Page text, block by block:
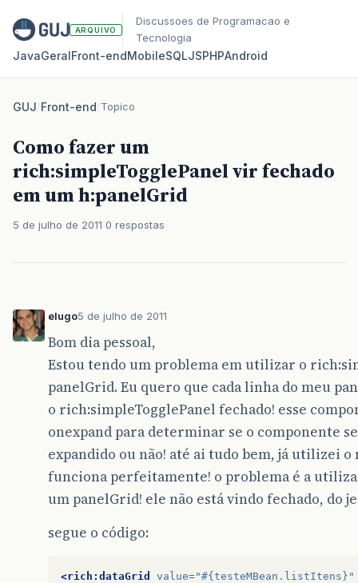
ARQUIVO
Discussoes de Programacao e
Tecnologia
JavaGeralFront‑endMobileSQLJSPHPAndroid
GUJ/Front-end/Topico
Como fazer um
rich:simpleTogglePanel vir fechado
em um h:panelGrid
5 de julho de 2011 0 respostas
elugo5 de julho de 2011
Bom dia pessoal,
Estou tendo um problema em utilizar o
panelGrid. Eu quero que cada linha do meu
o rich:simpleTogglePanel fechado! esse
onexpand para determinar se o componente
expandido ou não! até ai tudo bem, já utilizei
funciona perfeitamente! o problema é a
um panelGrid! ele não está vindo fechado, do
segue o código:
<rich:dataGrid value="#{testeMBean.listItens}"